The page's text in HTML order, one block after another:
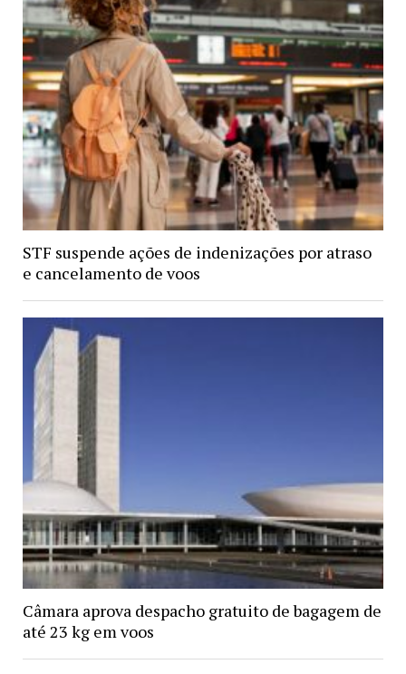
STF suspende ações de indenizações por atraso
e cancelamento de voos
Câmara aprova despacho gratuito de bagagem de
até 23 kg em voos